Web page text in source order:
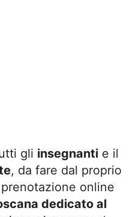
gli insegnanti e il
, da fare dal proprio
online
dedicato al